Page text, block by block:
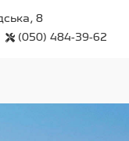
8
(050) 484-39-62